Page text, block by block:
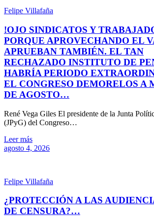
Felipe Villafaña
!OJO SINDICATOS Y
PORQUE APROVECHANDO EL
APRUEBAN TAMBIÉN. EL TAN
RECHAZADO INSTITUTO DE
HABRÍA PERIODO
EL CONGRESO DEMORELOS A
DE AGOSTO…
René Vega Giles El presidente de la Junta
(JPyG) del Congreso…
Leer más
agosto 4, 2026
Felipe Villafaña
¿PROTECCIÓN A LAS
DE CENSURA?…